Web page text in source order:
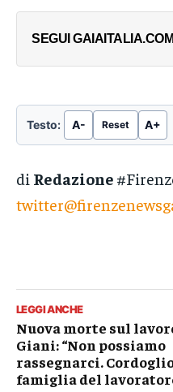
SEGUI
Testo: A- Reset A+
di Redazione
LEGGI ANCHE
Nuova morte sul
Giani: “Non possiamo
rassegnarci.
famiglia del